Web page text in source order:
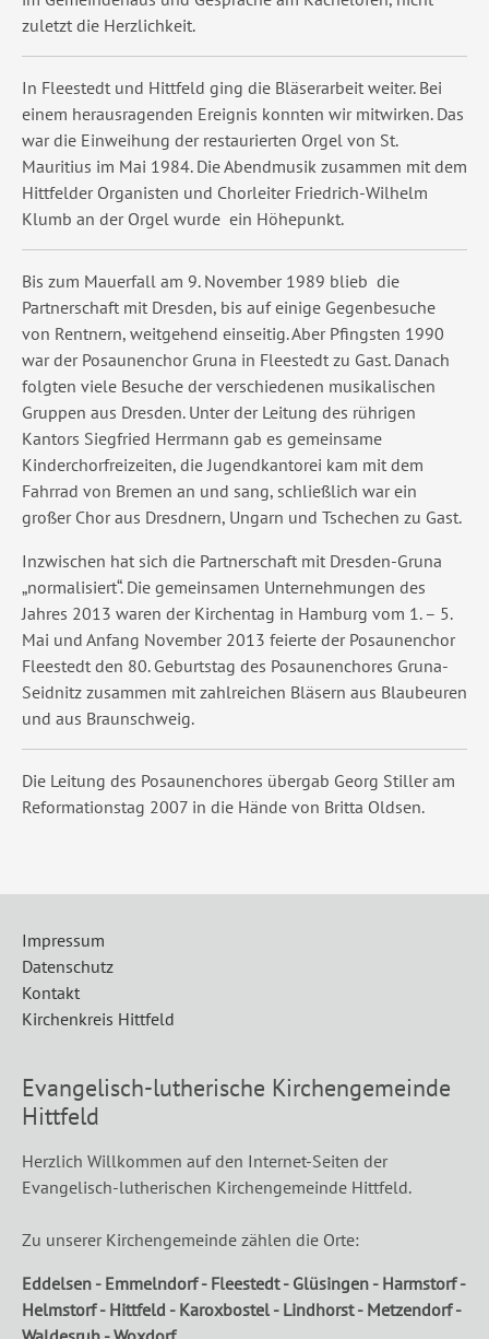
zuletzt die Herzlichkeit.
In Fleestedt und Hittfeld ging die Bläserarbeit weiter. Bei
einem herausragenden Ereignis konnten wir mitwirken. Das
war die Einweihung der restaurierten Orgel von St.
Mauritius im Mai 1984. Die Abendmusik zusammen mit dem
Hittfelder Organisten und Chorleiter Friedrich-Wilhelm
Klumb an der Orgel wurde ein Höhepunkt.
Bis zum Mauerfall am 9. November 1989 blieb die
Partnerschaft mit Dresden, bis auf einige Gegenbesuche
von Rentnern, weitgehend einseitig. Aber Pfingsten 1990
war der Posaunenchor Gruna in Fleestedt zu Gast. Danach
folgten viele Besuche der verschiedenen musikalischen
Gruppen aus Dresden. Unter der Leitung des rührigen
Kantors Siegfried Herrmann gab es gemeinsame
Kinderchorfreizeiten, die Jugendkantorei kam mit dem
Fahrrad von Bremen an und sang, schließlich war ein
großer Chor aus Dresdnern, Ungarn und Tschechen zu Gast.
Inzwischen hat sich die Partnerschaft mit Dresden-Gruna
„normalisiert“. Die gemeinsamen Unternehmungen des
Jahres 2013 waren der Kirchentag in Hamburg vom 1. – 5.
Mai und Anfang November 2013 feierte der Posaunenchor
Fleestedt den 80. Geburtstag des Posaunenchores Gruna-
Seidnitz zusammen mit zahlreichen Bläsern aus Blaubeuren
und aus Braunschweig.
Die Leitung des Posaunenchores übergab Georg Stiller am
Reformationstag 2007 in die Hände von Britta Oldsen.
Impressum
Datenschutz
Kontakt
Kirchenkreis Hittfeld
Evangelisch-lutherische Kirchengemeinde
Hittfeld
Herzlich Willkommen auf den Internet-Seiten der
Evangelisch-lutherischen Kirchengemeinde Hittfeld.
Zu unserer Kirchengemeinde zählen die Orte:
Eddelsen - Emmelndorf - Fleestedt - Glüsingen - Harmstorf -
Helmstorf - Hittfeld - Karoxbostel - Lindhorst - Metzendorf -